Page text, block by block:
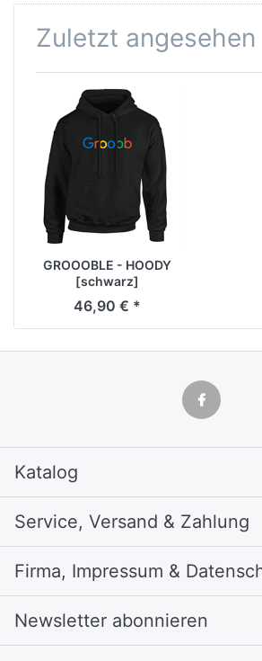
Zuletzt angesehen
GROOOBLE - HOODY
[schwarz]
46,90 € *
Katalog
Service, Versand & Zahlung
Firma, Impressum &
Newsletter abonnieren